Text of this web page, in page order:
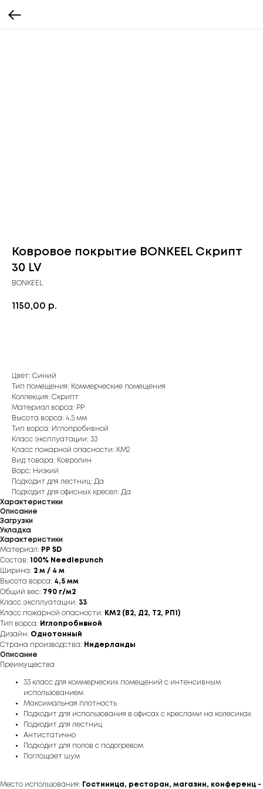
Ковровое покрытие BONKEEL Скрипт
30 LV
BONKEEL
1150,00 р.
Цвет: Синий
Тип помещения: Коммерческие помещения
Коллекция: Скрипт
Материал ворса: PP
Высота ворса: 4,5 мм
Тип ворса: Иглопробивной
Класс эксплуатации: 33
Класс пожарной опасности: КМ2
Вид товара: Ковролин
Ворс: Низкий
Подходит для лестниц: Да
Подходит для офисных кресел: Да
Характеристики
Описание
Загрузки
Укладка
Характеристики
Материал: PP SD
Состав: 100% Needlepunch
Ширина: 2 м / 4 м
Высота ворса: 4,5 мм
Общий вес: 790 г/м2
Класс эксплуатации: 33
Класс пожарной опасности: КМ2 (В2, Д2, Т2, РП1)
Тип ворса: Иглопробивной
Дизайн: Однотонный
Страна производства: Нидерланды
Описание
Преимущества
33 класс для коммерческих помещений с интенсивным
использованием
Максимальная плотность
Подходит для использования в офисах с креслами на колесиках
Подходит для лестниц
Антистатично
Подходит для полов с подогревом
Поглощает шум
Место использования: Гостиница, ресторан, магазин, конференц -